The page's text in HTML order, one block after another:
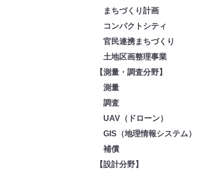
まちづくり計画
コンパクトシティ
官民連携まちづくり
土地区画整理事業
【測量・調査分野】
測量
調査
UAV（ドローン）
GIS（地理情報システム）
補償
【設計分野】